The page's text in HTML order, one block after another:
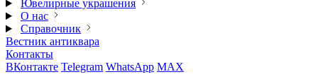
Ювелирные украшения
О нас
Справочник
Вестник антиквара
Контакты
ВКонтакте Telegram WhatsApp MAX